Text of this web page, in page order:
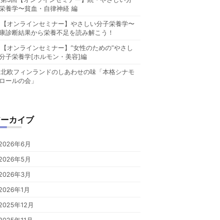
養学〜貧血・自律神経 編
【オンラインセミナー】やさしい分子栄養学〜
診断結果から栄養不足を読み解こう！
【オンラインセミナー】”女性のための”やさし
子栄養学[ホルモン・美容]編
北欧フィンランドのしあわせの味「本格シナモ
ールの会」
カイブ
年6月
年5月
年3月
年1月
年12月